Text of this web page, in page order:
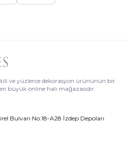
ve yüzlerce dekorasyon ürününün bir
büyük online halı mağazasıdır.
Bulvarı No:18-A28 İzdep Depoları